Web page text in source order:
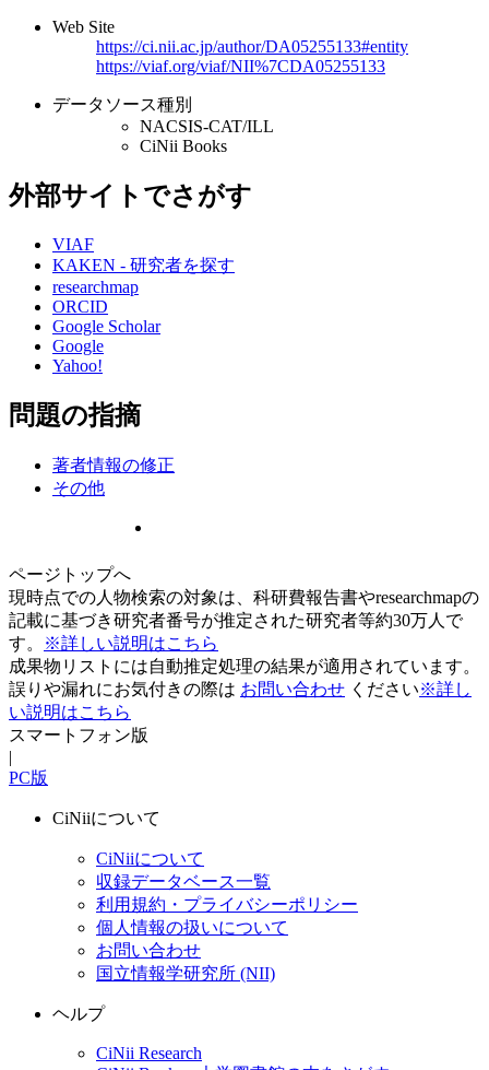
Web Site
https://ci.nii.ac.jp/author/DA05255133#entity
https://viaf.org/viaf/NII%7CDA05255133
データソース種別
NACSIS-CAT/ILL
CiNii Books
外部サイトでさがす
VIAF
KAKEN - 研究者を探す
researchmap
ORCID
Google Scholar
Google
Yahoo!
問題の指摘
著者情報の修正
その他
ページトップへ
現時点での人物検索の対象は、科研費報告書やresearchmapの
記載に基づき研究者番号が推定された研究者等約30万人で
す。
※詳しい説明はこちら
成果物リストには自動推定処理の結果が適用されています。
誤りや漏れにお気付きの際は お問い合わせ ください※詳し
い説明はこちら
スマートフォン版
|
PC版
CiNiiについて
CiNiiについて
収録データベース一覧
利用規約・プライバシーポリシー
個人情報の扱いについて
お問い合わせ
国立情報学研究所 (NII)
ヘルプ
CiNii Research